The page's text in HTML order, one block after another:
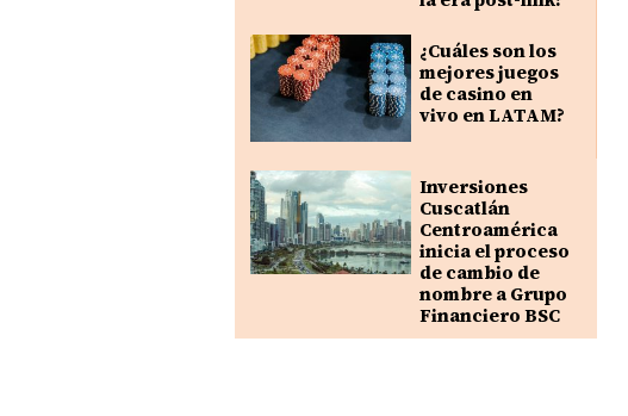
¿Cuáles son los
mejores juegos
de casino en
vivo en LATAM?
Inversiones
Cuscatlán
Centroamérica
inicia el proceso
de cambio de
nombre a Grupo
Financiero BSC